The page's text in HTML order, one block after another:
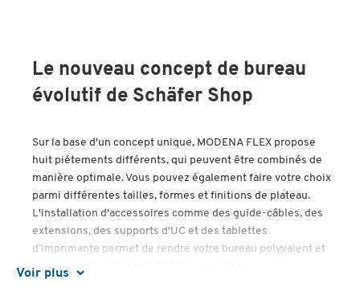
Voir plus
Le nouveau concept de bureau
évolutif de Schäfer Shop
Sur la base d'un concept unique, MODENA FLEX propose
huit piétements différents, qui peuvent être combinés de
manière optimale. Vous pouvez également faire votre choix
parmi différentes tailles, formes et finitions de plateau.
L'installation d'accessoires comme des guide-câbles, des
extensions, des supports d'UC et des tablettes
d’imprimante permet de rendre votre bureau polyvalent et
évolutif. Ainsi, MODENA FLEX répond à (presque) tous vos